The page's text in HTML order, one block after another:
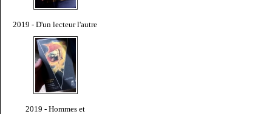
2019 - D'un lecteur l'autre
2019 - Hommes et